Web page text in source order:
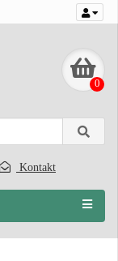
0
Kontakt